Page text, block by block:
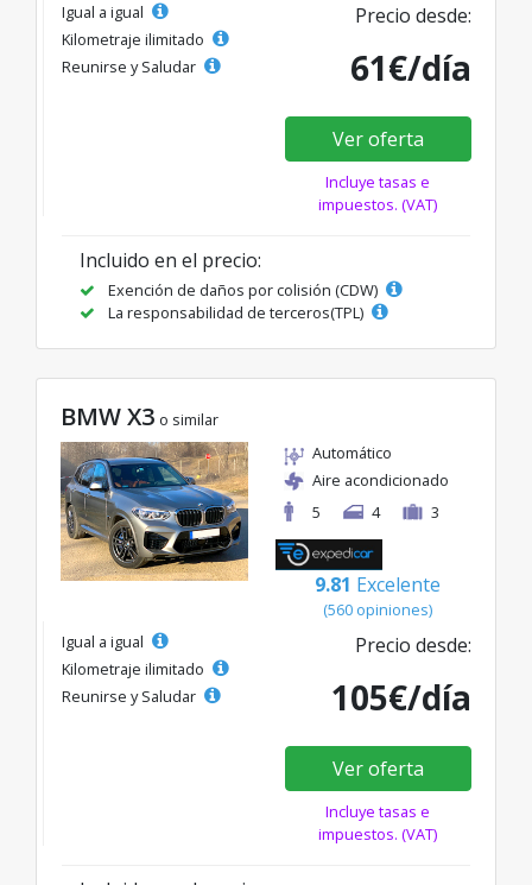
Igual a igual
Kilometraje ilimitado
Reunirse y Saludar
Precio desde:
61€/día
Ver oferta
Incluye tasas e
impuestos. (VAT)
Incluido en el precio:
Exención de daños por colisión (CDW)
La responsabilidad de terceros(TPL)
BMW X3 o similar
Automático
Aire acondicionado
5
4 3
9.81 Excelente
(560 opiniones)
Igual a igual
Kilometraje ilimitado
Reunirse y Saludar
Precio desde:
105€/día
Ver oferta
Incluye tasas e
impuestos. (VAT)